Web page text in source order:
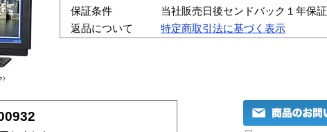
保証条件
当社販売日後センドバック１年保証
返品について
特定商取引法に基づく表示